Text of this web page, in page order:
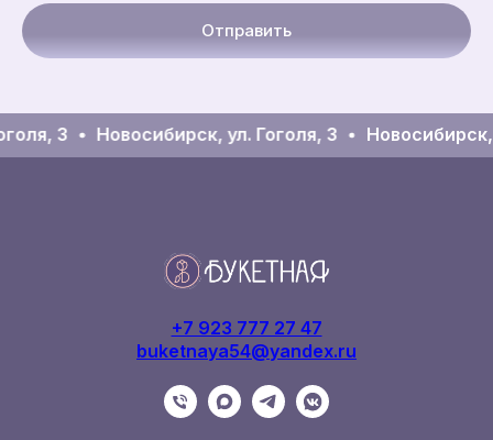
Отправить
3 Новосибирск, ул. Гоголя, 3 Новосибирск,
+7 923 777 27 47
buketnaya54@yandex.ru